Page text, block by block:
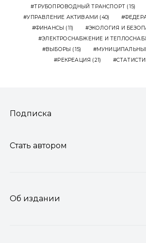
ТРУБОПРОВОДНЫЙ ТРАНСПОРТ (15)
УПРАВЛЕНИЕ АКТИВАМИ (40)
ФИНАНСЫ (11) ЭКОЛОГИЯ И
ЭЛЕКТРОСНАБЖЕНИЕ И
ВЫБОРЫ (15)
РЕКРЕАЦИЯ (21)
Подписка
Стать автором
Об издании